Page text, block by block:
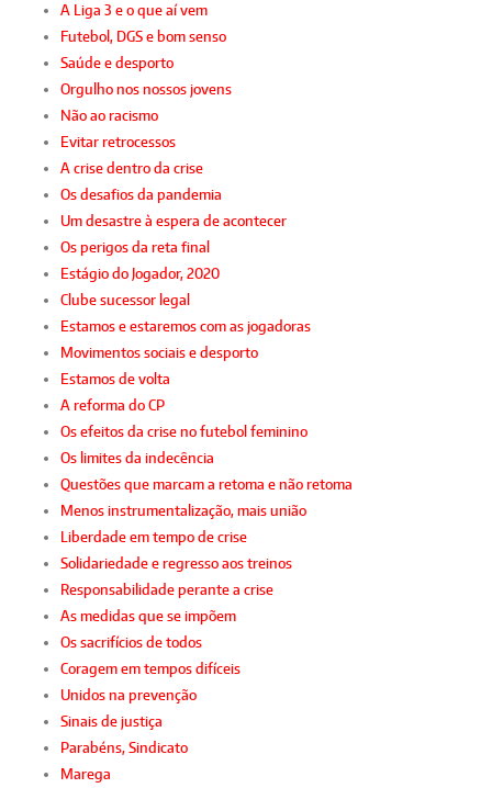
A Liga 3 e o que aí vem
Futebol, DGS e bom senso
Saúde e desporto
Orgulho nos nossos jovens
Não ao racismo
Evitar retrocessos
A crise dentro da crise
Os desafios da pandemia
Um desastre à espera de acontecer
Os perigos da reta final
Estágio do Jogador, 2020
Clube sucessor legal
Estamos e estaremos com as jogadoras
Movimentos sociais e desporto
Estamos de volta
A reforma do CP
Os efeitos da crise no futebol feminino
Os limites da indecência
Questões que marcam a retoma e não retoma
Menos instrumentalização, mais união
Liberdade em tempo de crise
Solidariedade e regresso aos treinos
Responsabilidade perante a crise
As medidas que se impõem
Os sacrifícios de todos
Coragem em tempos difíceis
Unidos na prevenção
Sinais de justiça
Parabéns, Sindicato
Marega